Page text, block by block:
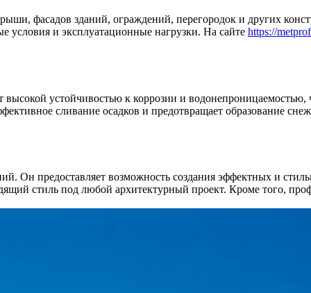
фасадов зданий, ограждений, перегородок и других
условия и эксплуатационные нагрузки. На сайте https://
устойчивостью к коррозии и водонепроницаемостью,
сливание осадков и предотвращает образование
Он предоставляет возможность создания эффектных и
стиль под любой архитектурный проект. Кроме того,